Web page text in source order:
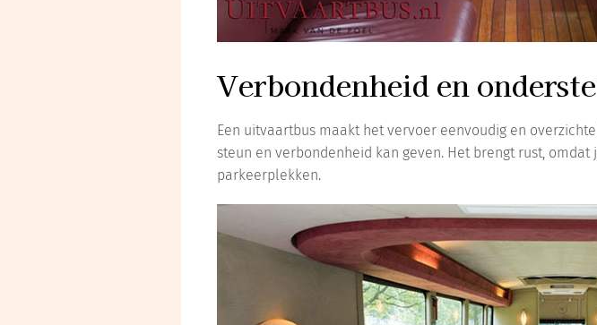
Verbondenheid en
Een uitvaartbus maakt het vervoer eenvoudig en
steun en verbondenheid kan geven. Het brengt rust,
parkeerplekken.